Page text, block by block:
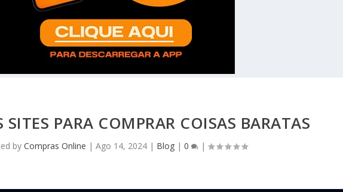
SITES PARA COMPRAR COISAS BARATAS
byCompras Online |Ago 14, 2024 | Blog |0 |